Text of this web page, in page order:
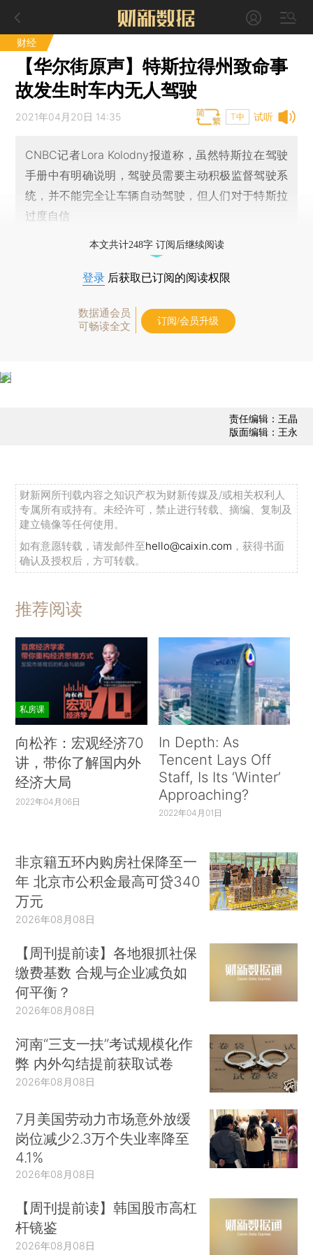
财经
【华尔街原声】特斯拉得州致命事
故发生时车内无人驾驶
试听
2021年04月20日 14:35 T中
CNBC记者Lora Kolodny报道称，虽然特斯拉在驾驶
手册中有明确说明，驾驶员需要主动积极监督驾驶系
统，并不能完全让车辆自动驾驶，但人们对于特斯拉
过度自信
本文共计248字 订阅后继续阅读
登录 后获取已订阅的阅读权限
数据通会员
可畅读全文
订阅/会员升级
责任编辑：王晶
版面编辑：王永
财新网所刊载内容之知识产权为财新传媒及/或相关权利人
专属所有或持有。未经许可，禁止进行转载、摘编、复制及
建立镜像等任何使用。
如有意愿转载，请发邮件至hello@caixin.com ，获得书面
确认及授权后，方可转载。
推荐阅读
私房课
向松祚：宏观经济70
讲，带你了解国内外
经济大局
2022年04月06日
In Depth: As
Tencent Lays Off
Staff, Is Its ‘Winter’
Approaching?
2022年04月01日
非京籍五环内购房社保降至一
年 北京市公积金最高可贷340
万元
2026年08月08日
【周刊提前读】各地狠抓社保
缴费基数 合规与企业减负如
何平衡？
2026年08月08日
河南“三支一扶”考试规模化作
弊 内外勾结提前获取试卷
2026年08月08日
7月美国劳动力市场意外放缓
岗位减少2.3万个失业率降至
4.1%
2026年08月08日
【周刊提前读】韩国股市高杠
杆镜鉴
2026年08月08日